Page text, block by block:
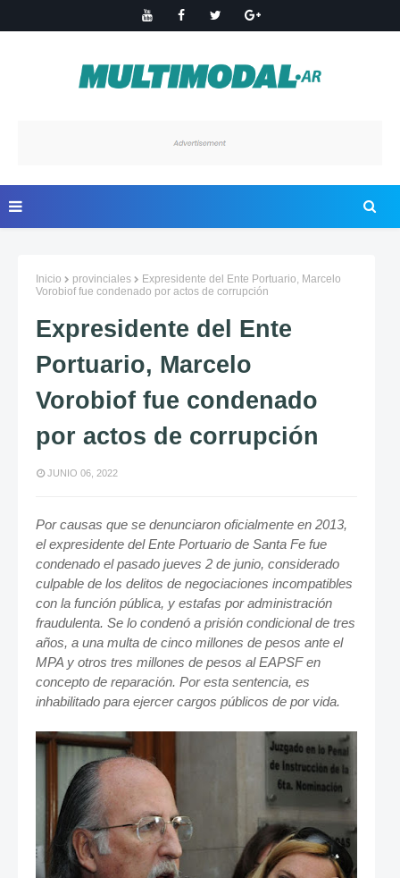
Inicio provinciales
Expresidente del Ente Portuario, Marcelo
Vorobiof fue condenado por actos de corrupción
Expresidente del Ente
Portuario, Marcelo
Vorobiof fue condenado
por actos de corrupción
JUNIO 06, 2022
Por causas que se denunciaron oficialmente en 2013,
el expresidente del Ente Portuario de Santa Fe fue
condenado el pasado jueves 2 de junio, considerado
culpable de los delitos de negociaciones incompatibles
con la función pública, y estafas por administración
fraudulenta. Se lo condenó a prisión condicional de tres
años, a una multa de cinco millones de pesos ante el
MPA y otros tres millones de pesos al EAPSF en
concepto de reparación. Por esta sentencia, es
inhabilitado para ejercer cargos públicos de por vida.